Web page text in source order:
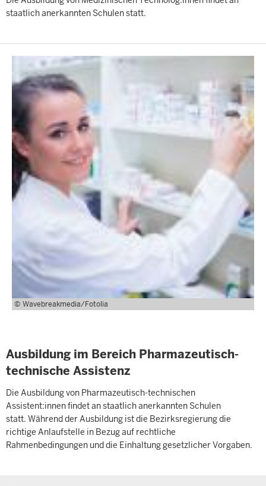
staatlich anerkannten Schulen statt.
Wavebreakmedia/Fotolia
Ausbildung im Bereich Pharmazeutisch-
technische Assistenz
Die Ausbildung von Pharmazeutisch-technischen
Assistent:innen findet an staatlich anerkannten Schulen
statt. Während der Ausbildung ist die Bezirksregierung die
richtige Anlaufstelle in Bezug auf rechtliche
Rahmenbedingungen und die Einhaltung gesetzlicher Vorgaben.